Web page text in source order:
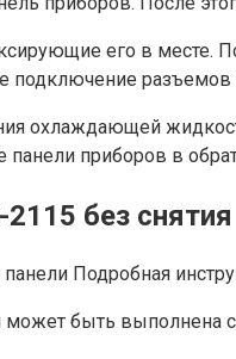
его в месте.
подключение
охлаждающей
приборов в
без
может быть